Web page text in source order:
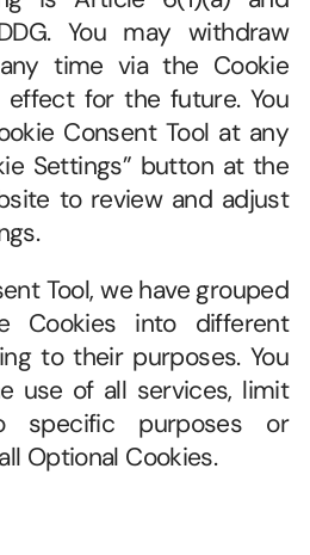
You may withdraw
time via the Cookie
effect for the future. You
Consent Tool at any
Settings” button at the
to review and adjust
Tool, we have grouped
Cookies into different
to their purposes. You
use of all services, limit
specific purposes or
Optional Cookies.